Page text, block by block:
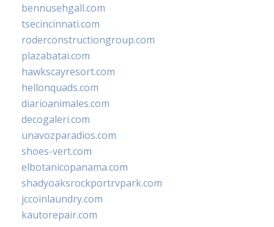
bennusehgall.com
tsecincinnati.com
roderconstructiongroup.com
plazabatai.com
hawkscayresort.com
hellonquads.com
diarioanimales.com
decogaleri.com
unavozparadios.com
shoes-vert.com
elbotanicopanama.com
shadyoaksrockportrvpark.com
jccoinlaundry.com
kautorepair.com